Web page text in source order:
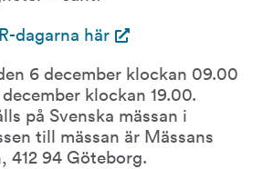
dagarna här
6 december klockan 09.00
klockan 19.00.
på Svenska mässan i
till mässan är Mässans
412 94 Göteborg.